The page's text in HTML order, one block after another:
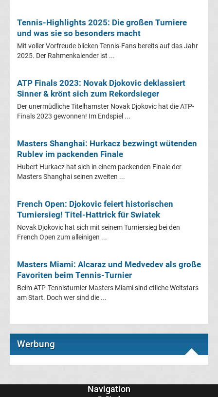
News
Boxen
News
DAZN
&
Infos
Telekom
Eishockey
im
TV
&
Ergebnisse
International:
La
Tennis-Highlights 2025: Die großen Turniere
und was sie so besonders macht
Mit voller Vorfreude blicken Tennis-Fans bereits auf das Jahr
2025. Der Rahmenkalender ist ...
ATP Finals 2023: Novak Djokovic deklassiert
Sinner & krönt sich zum Rekordsieger
Der unermüdliche Titelhamster Novak Djokovic hat die ATP-
Finals 2023 gewonnen! Im Endspiel ...
Masters Shanghai: Hurkacz bezwingt wütenden
Rublev im packenden Finale
Hubert Hurkacz hat sich in einem packenden Finale der
Masters Shanghai seinen zweiten ...
French Open: Djokovic feiert historischen
Turniersieg! Titel-Hattrick für Swiatek
Novak Djokovic hat sich mit seinem Turniersieg bei den
French Open zum alleinigen ...
Masters Miami: Alcaraz und Medvedev als große
Favoriten beim Tennis-Turnier
Beim ATP-Tennisturnier Masters Miami sind etliche Weltstars
am Start. Doch wer sind die ...
Werbung
Navigation